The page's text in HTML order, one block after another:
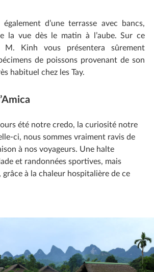
d’une terrasse avec bancs,
la vue dès le matin à l’aube. Sur ce
M. Kinh vous présentera sûrement
de poissons provenant de son
habituel chez les Tay.
été notre credo, la curiosité notre
ci, nous sommes vraiment ravis de
à nos voyageurs. Une halte
et randonnées sportives, mais
à la chaleur hospitalière de ce